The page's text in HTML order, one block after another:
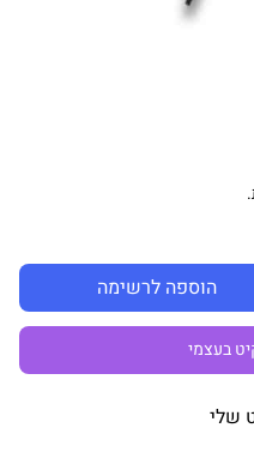
הוספה לרשימה
בעצמי